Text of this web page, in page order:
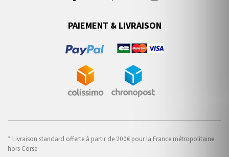
PAIEMENT & LIVRAISON
* Livraison standard offerte à partir de 200€ pour la France métropolitaine
hors Corse